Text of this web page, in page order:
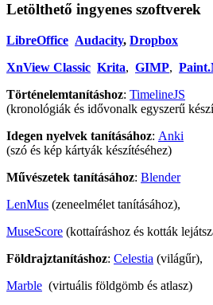
Letölthető ingyenes szoftverek
LibreOffice Audacity, Dropbox
XnView Classic Krita, GIMP,
Történelemtanításhoz: TimelineJS
(kronológiák és idővonalk egyszerű
Idegen nyelvek tanításához: Anki
(szó és kép kártyák készítéséhez)
Művészetek tanításához: Blender
LenMus (zeneelmélet tanításához),
MuseScore (kottaíráshoz és kották
Földrajztanításhoz: Celestia (világűr),
Marble (virtuális földgömb és atlasz)